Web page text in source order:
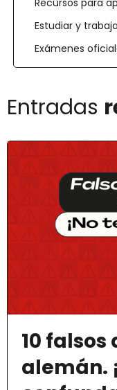
Recursos para
Estudiar y
Exámenes
Entradas
10 falsos
alemán.